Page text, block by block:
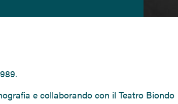
e collaborando con il Teatro Biondo